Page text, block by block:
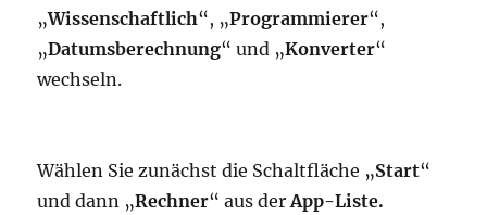
„Wissenschaftlich“, „Programmierer“,
„Datumsberechnung“ und „Konverter“
wechseln.
Wählen Sie zunächst die Schaltfläche „Start“
und dann „Rechner“ aus derApp-Liste.